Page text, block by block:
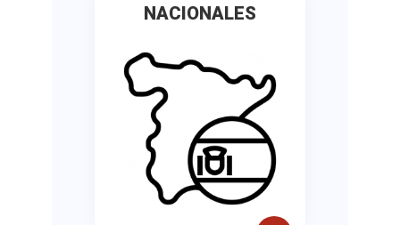
NACIONALES